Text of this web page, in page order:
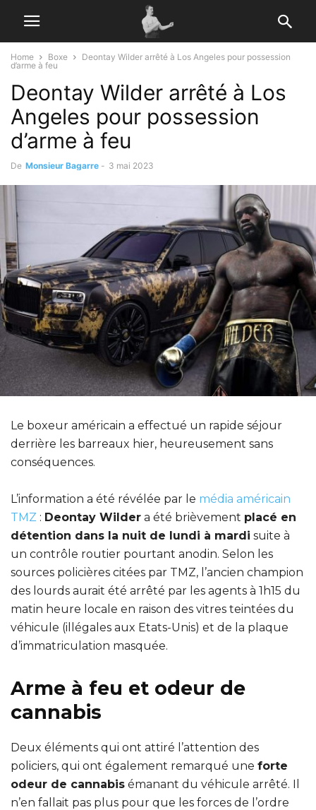
Home Boxe
Deontay Wilder arrêté à Los Angeles pour possession
d’arme à feu
Deontay Wilder arrêté à Los
Angeles pour possession
d’arme à feu
De Monsieur Bagarre - 3 mai 2023
Le boxeur américain a effectué un rapide séjour
derrière les barreaux hier, heureusement sans
conséquences.
L’information a été révélée par le média américain
TMZ : Deontay Wilder a été brièvement placé en
détention dans la nuit de lundi à mardi suite à
un contrôle routier pourtant anodin. Selon les
sources policières citées par TMZ, l’ancien champion
des lourds aurait été arrêté par les agents à 1h15 du
matin heure locale en raison des vitres teintées du
véhicule (illégales aux Etats-Unis) et de la plaque
d’immatriculation masquée.
Arme à feu et odeur de
cannabis
Deux éléments qui ont attiré l’attention des
policiers, qui ont également remarqué une forte
odeur de cannabis émanant du véhicule arrêté. Il
n’en fallait pas plus pour que les forces de l’ordre